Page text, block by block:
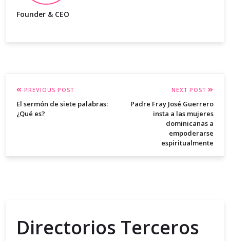
Founder & CEO
PREVIOUS POST
El sermón de siete palabras:
¿Qué es?
NEXT POST
Padre Fray José Guerrero
insta a las mujeres
dominicanas a
empoderarse
espiritualmente
Directorios Terceros